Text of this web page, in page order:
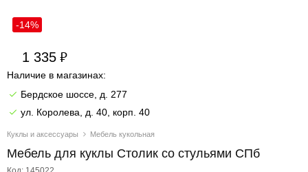
Куклы и аксессуары Мебель кукольная
Мебель для куклы Столик со стульями СПб
-14%
1 335
Наличие в магазинах:
Бердское шоссе, д. 277
ул. Королева, д. 40, корп. 40